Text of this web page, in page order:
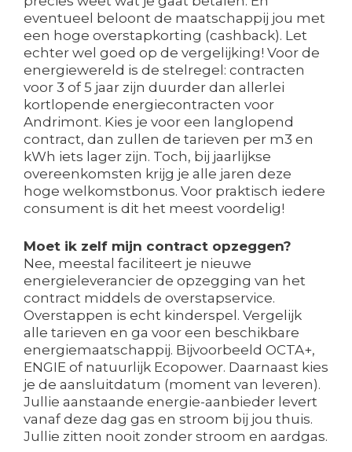
eventueel beloont de maatschappij jou met
een hoge overstapkorting (cashback). Let
echter wel goed op de vergelijking! Voor de
energiewereld is de stelregel: contracten
voor 3 of 5 jaar zijn duurder dan allerlei
kortlopende energiecontracten voor
Andrimont. Kies je voor een langlopend
contract, dan zullen de tarieven per m3 en
kWh iets lager zijn. Toch, bij jaarlijkse
overeenkomsten krijg je alle jaren deze
hoge welkomstbonus. Voor praktisch iedere
consument is dit het meest voordelig!
Moet ik zelf mijn contract opzeggen?
Nee, meestal faciliteert je nieuwe
energieleverancier de opzegging van het
contract middels de overstapservice.
Overstappen is echt kinderspel. Vergelijk
alle tarieven en ga voor een beschikbare
energiemaatschappij. Bijvoorbeeld OCTA+,
ENGIE of natuurlijk Ecopower. Daarnaast kies
je de aansluitdatum (moment van leveren).
Jullie aanstaande energie-aanbieder levert
vanaf deze dag gas en stroom bij jou thuis.
Jullie zitten nooit zonder stroom en aardgas.